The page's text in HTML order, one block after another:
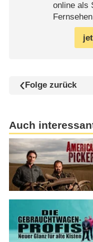
online als
Folge zurück
Auch